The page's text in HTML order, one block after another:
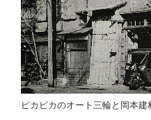
ピカピカのオート三輪と岡本建